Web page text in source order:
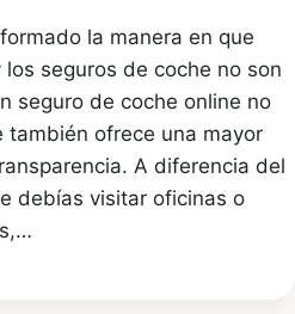
la manera en que
seguros de coche no son
seguro de coche online no
también ofrece una mayor
A diferencia del
debías visitar oficinas o